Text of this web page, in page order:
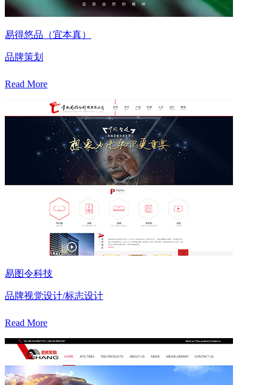
易得悠品（宜本真）
品牌策划
Read More
易图令科技
品牌视觉设计/标志设计
Read More